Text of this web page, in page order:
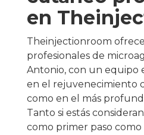
en
Theinjectionroom
profesionales de
Antonio, con un equipo
en el rejuvenecimiento
como en el más
Tanto si estás
como primer paso como